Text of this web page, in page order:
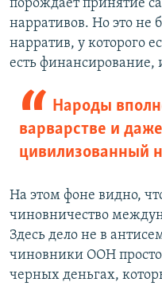
порождает принятие
нарративов. Но это не
нарратив, у которого
есть финансирование,
Народы
варварстве и
цивилизованный
На этом фоне видно,
чиновничество
Здесь дело не в
чиновники ООН просто
черных деньгах,